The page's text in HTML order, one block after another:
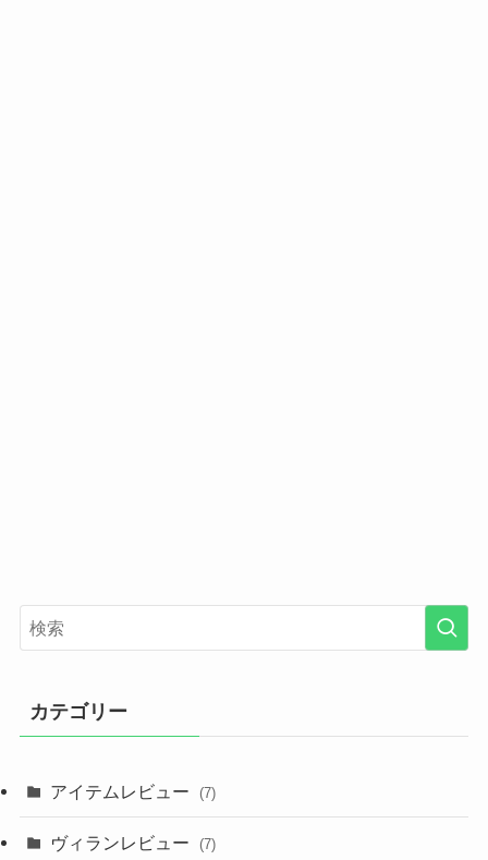
カテゴリー
アイテムレビュー (7)
ヴィランレビュー (7)